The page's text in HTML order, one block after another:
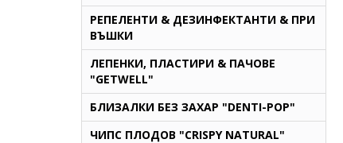
РЕПЕЛЕНТИ & ДЕЗИНФЕКТАНТИ & ПРИ
ВЪШКИ
ЛЕПЕНКИ, ПЛАСТИРИ & ПАЧОВЕ
"GETWELL"
БЛИЗАЛКИ БЕЗ ЗАХАР "DENTI-POP"
ЧИПС ПЛОДОВ "CRISPY NATURAL"